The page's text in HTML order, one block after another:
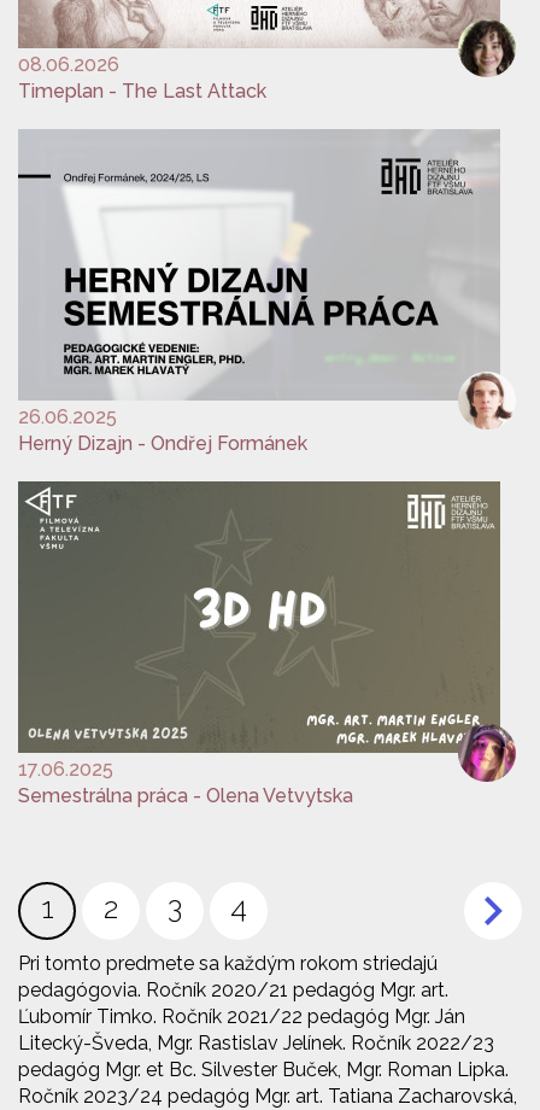
08.06.2026
Timeplan - The Last Attack
26.06.2025
Herný Dizajn - Ondřej Formánek
17.06.2025
Semestrálna práca - Olena Vetvytska
Stránkovanie
Aktuálna
stránka
1 Page
2 Page
3 Page
4
Pri tomto predmete sa každým rokom striedajú
pedagógovia. Ročník 2020/21 pedagóg Mgr. art.
Ľubomír Timko. Ročník 2021/22 pedagóg Mgr. Ján
Litecký-Šveda, Mgr. Rastislav Jelínek. Ročník 2022/23
pedagóg Mgr. et Bc. Silvester Buček, Mgr. Roman Lipka.
Ročník 2023/24 pedagóg Mgr. art. Tatiana Zacharovská,